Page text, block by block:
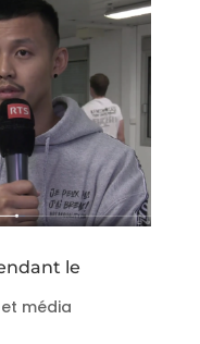
le
média